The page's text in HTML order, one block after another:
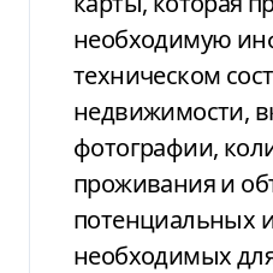
необходимую
техническом
недвижимости,
фотографии,
проживания и
потенциальных
необходимых